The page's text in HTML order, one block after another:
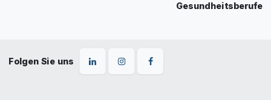
Gesundheitsberufe
Folgen Sie uns